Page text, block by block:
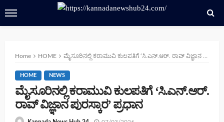
Home HOME ಮೈಸೂರಿನಲ್ಲಿ ಕರಾಮುವಿ ಕುಲಪತಿಗೆ ‘ಸಿ.ಎನ್.ಆರ್. ರಾವ್ ವಿಜ್ಞಾನ ಪುರಸ್ಕಾರ’ ಪ್ರಧಾನ
HOME NEWS
ಮೈಸೂರಿನಲ್ಲಿ ಕರಾಮುವಿ ಕುಲಪತಿಗೆ ‘ಸಿ.ಎನ್.ಆರ್.
ರಾವ್ ವಿಜ್ಞಾನ ಪುರಸ್ಕಾರ’ ಪ್ರಧಾನ